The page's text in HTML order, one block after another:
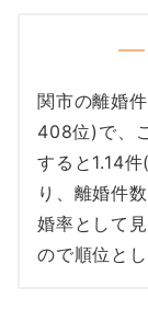
関市の離婚
408位)で、
すると1.14
り、離婚件
婚率として
ので順位と